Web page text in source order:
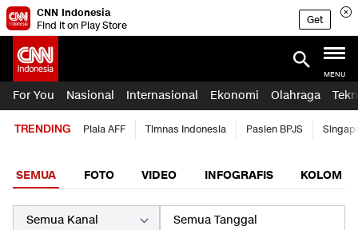
CNN Indonesia
Find it on Play Store
Get
MENU
For You Nasional Internasional Ekonomi Olahraga
TRENDING Piala AFF Timnas Indonesia Pasien BPJS
SEMUA FOTO VIDEO INFOGRAFIS KOLOM